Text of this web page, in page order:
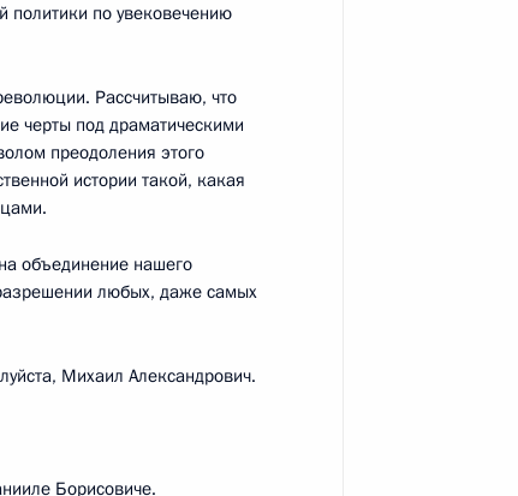
комплекса
политики по увековечению
Рассчитываю, что
черты под драматическими
преодоления этого
истории такой, какая
объединение нашего
любых, даже самых
Михаил Александрович.
Борисовиче.